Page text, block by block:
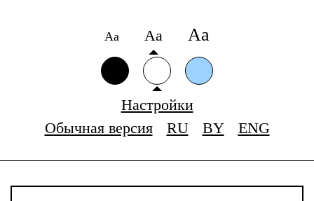
Аа Аа Аа
Настройки
Обычная версия
RU BY ENG